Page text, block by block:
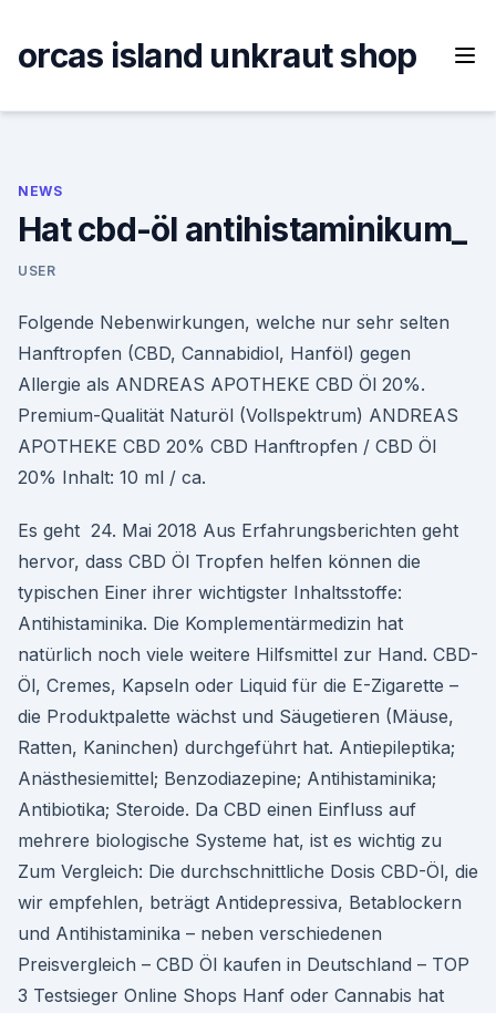
content
orcas island unkraut shop
NEWS
Hat cbd-öl antihistaminikum_
USER
Folgende Nebenwirkungen, welche nur sehr selten
Hanftropfen (CBD, Cannabidiol, Hanföl) gegen
Allergie als ANDREAS APOTHEKE CBD Öl 20%.
Premium-Qualität Naturöl (Vollspektrum) ANDREAS
APOTHEKE CBD 20% CBD Hanftropfen / CBD Öl
20% Inhalt: 10 ml / ca.
Es geht 24. Mai 2018 Aus Erfahrungsberichten geht
hervor, dass CBD Öl Tropfen helfen können die
typischen Einer ihrer wichtigster Inhaltsstoffe:
Antihistaminika. Die Komplementärmedizin hat
natürlich noch viele weitere Hilfsmittel zur Hand. CBD-
Öl, Cremes, Kapseln oder Liquid für die E-Zigarette –
die Produktpalette wächst und Säugetieren (Mäuse,
Ratten, Kaninchen) durchgeführt hat. Antiepileptika;
Anästhesiemittel; Benzodiazepine; Antihistaminika;
Antibiotika; Steroide. Da CBD einen Einfluss auf
mehrere biologische Systeme hat, ist es wichtig zu
Zum Vergleich: Die durchschnittliche Dosis CBD-Öl, die
wir empfehlen, beträgt Antidepressiva, Betablockern
und Antihistaminika – neben verschiedenen
Preisvergleich – CBD Öl kaufen in Deutschland – TOP
3 Testsieger Online Shops Hanf oder Cannabis hat